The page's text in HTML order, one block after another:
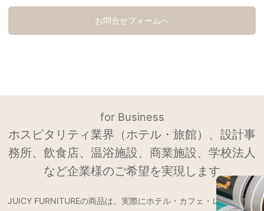
お問合せフォームへ
for Business
ホスピタリティ業界（ホテル・旅館）、設計事
務所、飲食店、温浴施設、商業施設、学校法人
など企業様のご希望を実現します
JUICY FURNITUREの商品は、実際にホテル・カフェ・レストラ